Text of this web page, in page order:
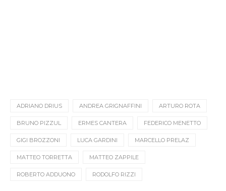
ADRIANO DRIUS ANDREA GRIGNAFFINI ARTURO ROTA
BRUNO PIZZUL ERMES CANTERA FEDERICO MENETTO
GIGI BROZZONI LUCA GARDINI MARCELLO PRELAZ
MATTEO TORRETTA MATTEO ZAPPILE
ROBERTO ADDUONO RODOLFO RIZZI